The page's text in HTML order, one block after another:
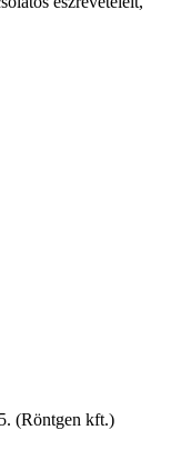
(Röntgen kft.)